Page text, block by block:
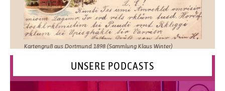
Kartengruß aus Dortmund 1898 (Sammlung Klaus Winter)
UNSERE PODCASTS